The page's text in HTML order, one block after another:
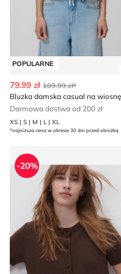
POPULARNE
79.99 zł 109.99 zł*
Darmowa dostwa od 200 zł
XS | S | M | L | XL
*najniższa cena w okresie 30 dni przed obniżką
Reserved - Sweter
-20%